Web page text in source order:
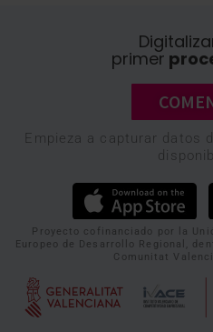
primer
Empieza a capturar datos
Proyecto cofinanciado por la
Europeo de Desarrollo Regional,
Comunitat